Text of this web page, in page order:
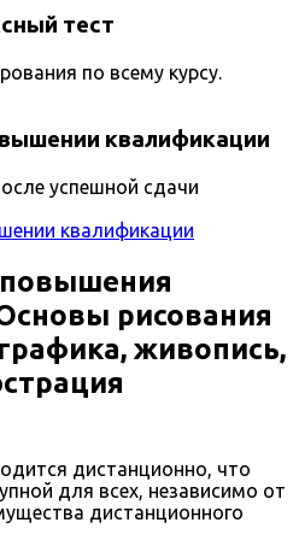
тест
по всему курсу.
квалификации
успешной сдачи
рисования
живопись,
дистанционно, что
для всех, независимо от
дистанционного